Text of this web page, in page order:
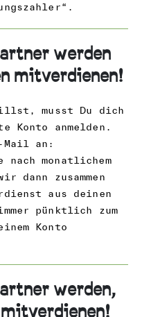
werden
mitverdienen!
musst Du dich
Konto anmelden.
Mail an:
nach monatlichem
dann zusammen
aus deinen
pünktlich zum
Konto
werden,